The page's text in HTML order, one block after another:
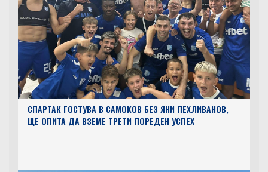
СПАРТАК ГОСТУВА В САМОКОВ БЕЗ ЯНИ ПЕХЛИВАНОВ,
ЩЕ ОПИТА ДА ВЗЕМЕ ТРЕТИ ПОРЕДЕН УСПЕХ